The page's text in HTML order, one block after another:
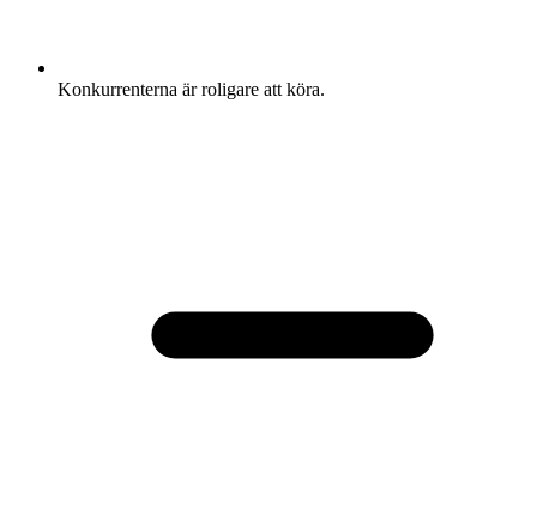
Konkurrenterna är roligare att köra.